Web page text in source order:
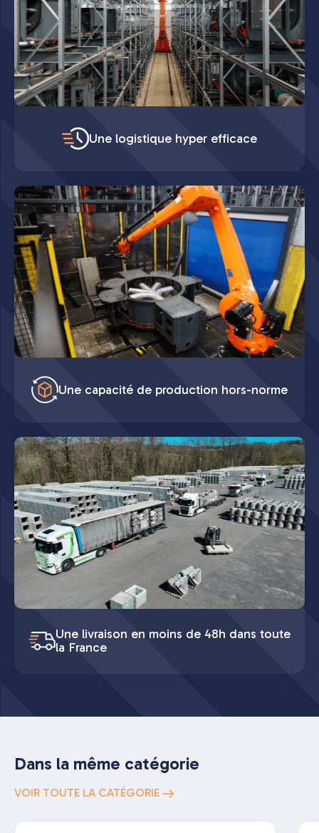
Une logistique hyper efficace
Une capacité de production hors-norme
Une livraison en moins de 48h dans toute
la France
Dans la même catégorie
VOIR TOUTE LA CATÉGORIE